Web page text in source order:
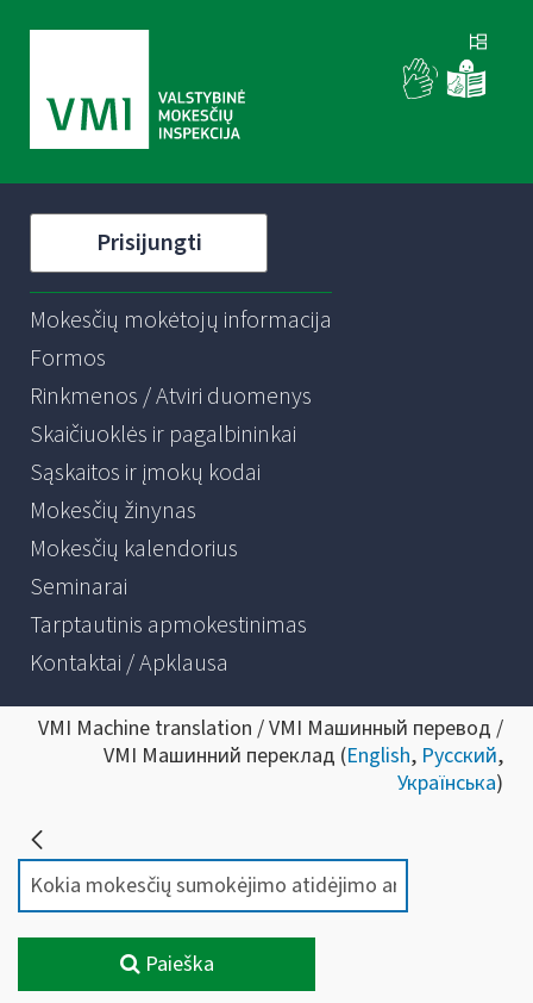
Prisijungti
Mokesčių mokėtojų informacija
Formos
Rinkmenos / Atviri duomenys
Skaičiuoklės ir pagalbininkai
Sąskaitos ir įmokų kodai
Mokesčių žinynas
Mokesčių kalendorius
Seminarai
Tarptautinis apmokestinimas
Kontaktai / Apklausa
VMI Machine translation / VMI Машинный перевод /
VMI Машинний переклад (English, Русский,
Українська)
Paieška